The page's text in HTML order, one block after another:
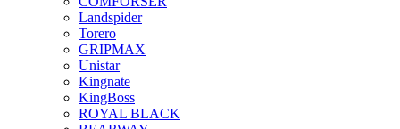
Landspider
Torero
GRIPMAX
Unistar
Kingnate
KingBoss
ROYAL BLACK